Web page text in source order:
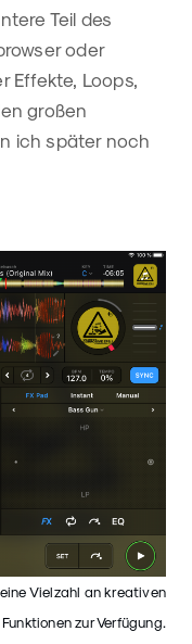
Teil des
oder
Effekte, Loops,
großen
ich später noch
Vielzahl an kreativen
Funktionen zur Verfügung.